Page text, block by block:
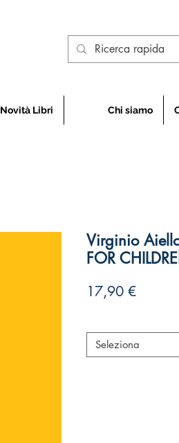
Novità Libri Chi siamo
Virginio
FOR
17,90 €Prezzo
Seleziona